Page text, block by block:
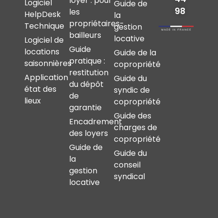
Logiciel
HelpDesk
Technique
Logiciel de
locations
saisonnières
Application
état des
lieux
les
propriétaires-
bailleurs
Guide
pratique :
restitution
du dépôt
de
garantie
Encadrement
des loyers
Guide de
la
gestion
locative
Guide de
la
gestion
locative
Guide de la
copropriété
Guide du
syndic de
copropriété
Guide des
charges de
copropriété
Guide du
conseil
syndical
98